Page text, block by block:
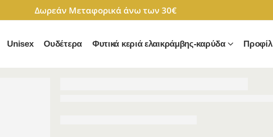
Δωρεάν Μεταφορικά άνω των 30€
Unisex Ουδέτερα Φυτικά κεριά ελαικράμβης-καρύδα Προφίλ